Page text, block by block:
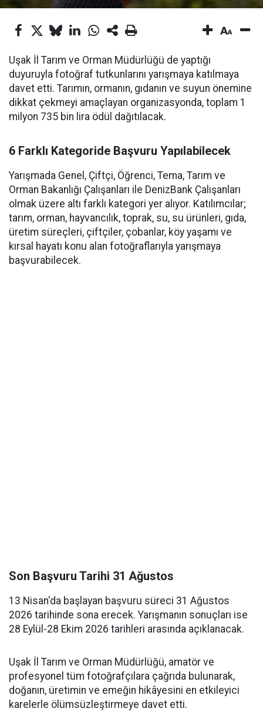
Uşak İl Tarım ve Orman Müdürlüğü de yaptığı
duyuruyla fotoğraf tutkunlarını yarışmaya katılmaya
davet etti. Tarımın, ormanın, gıdanın ve suyun önemine
dikkat çekmeyi amaçlayan organizasyonda, toplam 1
milyon 735 bin lira ödül dağıtılacak.
6 Farklı Kategoride Başvuru Yapılabilecek
Yarışmada Genel, Çiftçi, Öğrenci, Tema, Tarım ve
Orman Bakanlığı Çalışanları ile DenizBank Çalışanları
olmak üzere altı farklı kategori yer alıyor. Katılımcılar;
tarım, orman, hayvancılık, toprak, su, su ürünleri, gıda,
üretim süreçleri, çiftçiler, çobanlar, köy yaşamı ve
kırsal hayatı konu alan fotoğraflarıyla yarışmaya
başvurabilecek.
Son Başvuru Tarihi 31 Ağustos
13 Nisan'da başlayan başvuru süreci 31 Ağustos
2026 tarihinde sona erecek. Yarışmanın sonuçları ise
28 Eylül-28 Ekim 2026 tarihleri arasında açıklanacak.
Uşak İl Tarım ve Orman Müdürlüğü, amatör ve
profesyonel tüm fotoğrafçılara çağrıda bulunarak,
doğanın, üretimin ve emeğin hikâyesini en etkileyici
karelerle ölümsüzleştirmeye davet etti.